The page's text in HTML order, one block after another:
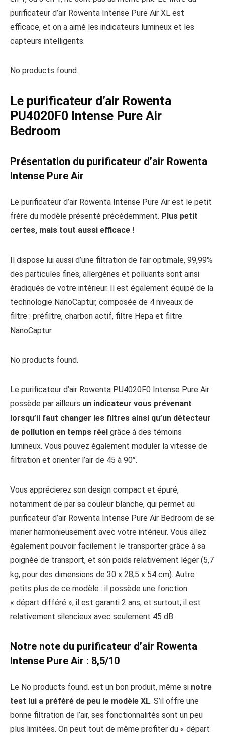
purificateur d’air Rowenta Intense Pure Air XL est
efficace, et on a aimé les indicateurs lumineux et les
capteurs intelligents.
No products found.
Le purificateur d’air Rowenta
PU4020F0 Intense Pure Air
Bedroom
Présentation du purificateur d’air Rowenta
Intense Pure Air
Le purificateur d’air Rowenta Intense Pure Air est le petit
frère du modèle présenté précédemment. Plus petit
certes, mais tout aussi efficace !
Il dispose lui aussi d’une filtration de l’air optimale, 99,99%
des particules fines, allergènes et polluants sont ainsi
éradiqués de votre intérieur. Il est également équipé de la
technologie NanoCaptur, composée de 4 niveaux de
filtre : préfiltre, charbon actif, filtre Hepa et filtre
NanoCaptur.
No products found.
Le purificateur d’air Rowenta PU4020F0 Intense Pure Air
possède par ailleurs un indicateur vous prévenant
lorsqu’il faut changer les filtres ainsi qu’un détecteur
de pollution en temps réel grâce à des témoins
lumineux. Vous pouvez également moduler la vitesse de
filtration et orienter l’air de 45 à 90°.
Vous apprécierez son design compact et épuré,
notamment de par sa couleur blanche, qui permet au
purificateur d’air Rowenta Intense Pure Air Bedroom de se
marier harmonieusement avec votre intérieur. Vous allez
également pouvoir facilement le transporter grâce à sa
poignée de transport, et son poids relativement léger (5,7
kg, pour des dimensions de 30 x 28,5 x 54 cm). Autre
petits plus de ce modèle : il possède une fonction
« départ différé », il est garanti 2 ans, et surtout, il est
relativement silencieux avec seulement 45 dB.
Notre note du purificateur d’air Rowenta
Intense Pure Air : 8,5/10
Le No products found. est un bon produit, même si notre
test lui a préféré de peu le modèle XL. S’il offre une
bonne filtration de l’air, ses fonctionnalités sont un peu
plus limitées. On peut tout de même profiter du « départ